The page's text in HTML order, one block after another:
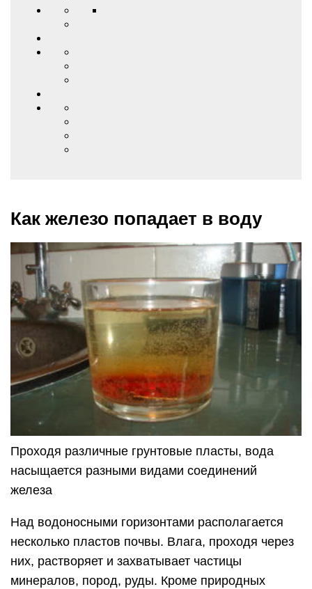
Как железо попадает в воду
Проходя различные грунтовые пласты, вода
насыщается разными видами соединений
железа
Над водоносными горизонтами располагается
несколько пластов почвы. Влага, проходя через
них, растворяет и захватывает частицы
минералов, пород, руды. Кроме природных